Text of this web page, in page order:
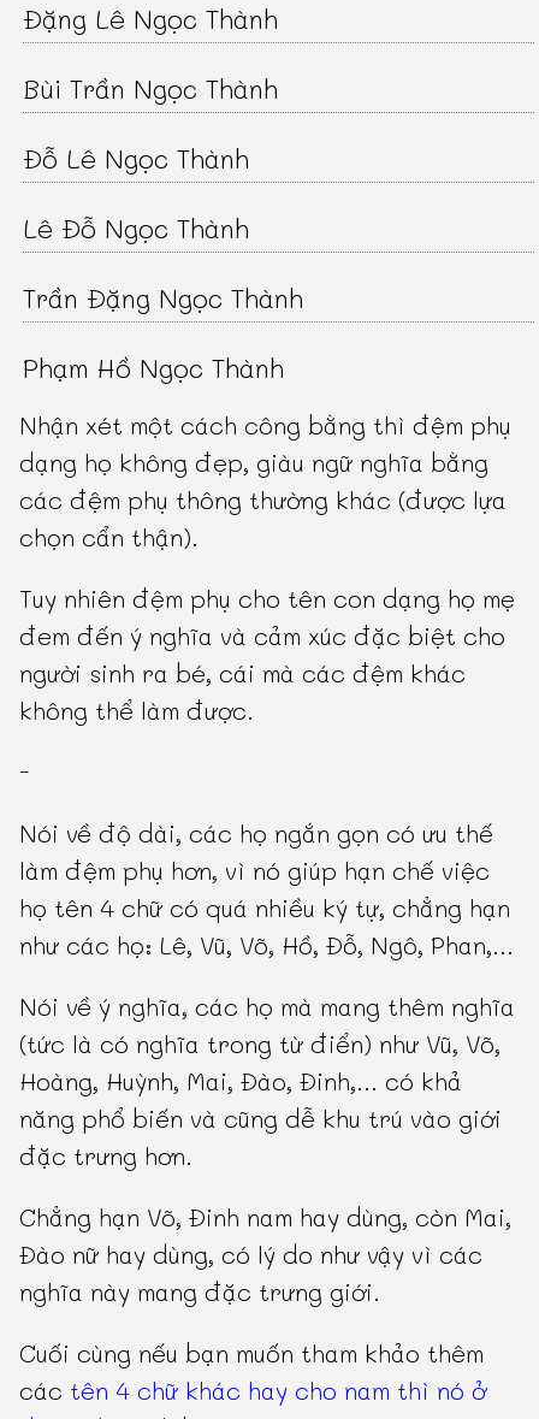
Đặng Lê Ngọc Thành
Bùi Trần Ngọc Thành
Đỗ Lê Ngọc Thành
Lê Đỗ Ngọc Thành
Trần Đặng Ngọc Thành
Phạm Hồ Ngọc Thành
Nhận xét một cách công bằng thì đệm phụ
dạng họ không đẹp, giàu ngữ nghĩa bằng
các đệm phụ thông thường khác (được lựa
chọn cẩn thận).
Tuy nhiên đệm phụ cho tên con dạng họ mẹ
đem đến ý nghĩa và cảm xúc đặc biệt cho
người sinh ra bé, cái mà các đệm khác
không thể làm được.
-
Nói về độ dài, các họ ngắn gọn có ưu thế
làm đệm phụ hơn, vì nó giúp hạn chế việc
họ tên 4 chữ có quá nhiều ký tự, chẳng hạn
như các họ: Lê, Vũ, Võ, Hồ, Đỗ, Ngô, Phan,...
Nói về ý nghĩa, các họ mà mang thêm nghĩa
(tức là có nghĩa trong từ điển) như Vũ, Võ,
Hoàng, Huỳnh, Mai, Đào, Đinh,... có khả
năng phổ biến và cũng dễ khu trú vào giới
đặc trưng hơn.
Chẳng hạn Võ, Đinh nam hay dùng, còn Mai,
Đào nữ hay dùng, có lý do như vậy vì các
nghĩa này mang đặc trưng giới.
Cuối cùng nếu bạn muốn tham khảo thêm
các tên 4 chữ khác hay cho nam thì nó ở